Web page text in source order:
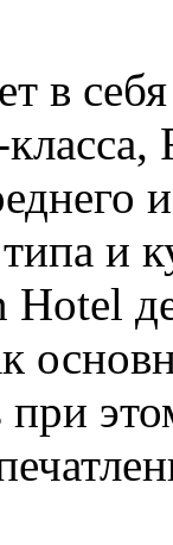
в
и